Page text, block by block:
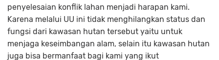
penyelesaian konflik lahan menjadi harapan kami.
Karena melalui UU ini tidak menghilangkan status dan
fungsi dari kawasan hutan tersebut yaitu untuk
menjaga keseimbangan alam, selain itu kawasan hutan
juga bisa bermanfaat bagi kami yang ikut